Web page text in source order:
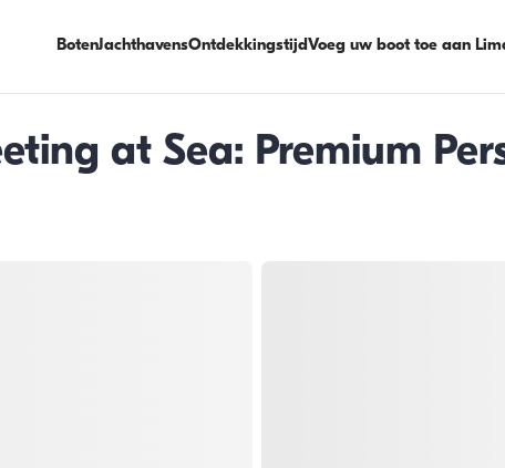
BotenJachthavensOntdekkingstijdVoeg uw boot toe aan
at Sea: Premium